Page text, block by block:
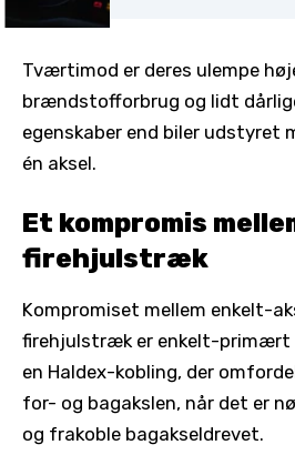
Tværtimod er deres ulempe
brændstofforbrug og lidt
egenskaber end biler udstyret
én aksel.
Et kompromis
firehjulstræk
Kompromiset mellem enkelt-
firehjulstræk er enkelt-primært
en Haldex-kobling, der
for- og bagakslen, når det er
og frakoble bagakseldrevet.